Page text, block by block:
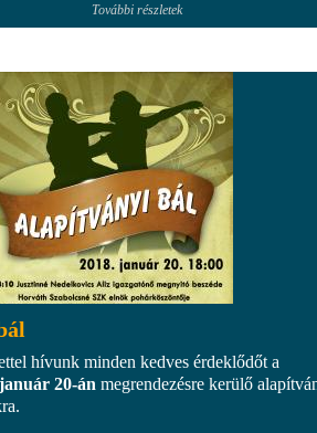
További részletek
hívunk minden kedves érdeklődőt a
20-án megrendezésre kerülő